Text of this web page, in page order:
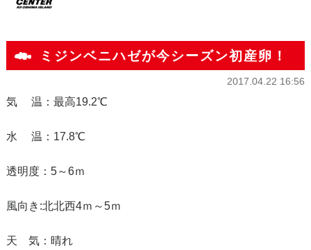
ミジンベニハゼが今シーズン初産卵！
2017.04.22 16:56
気 温：最高19.2℃
水 温：17.8℃
透明度：5～6ｍ
風向き:北北西4ｍ～5ｍ
天 気：晴れ